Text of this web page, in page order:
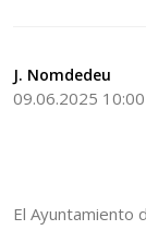
J. Nomdedeu
09.06.2025 10:00
El Ayuntamiento